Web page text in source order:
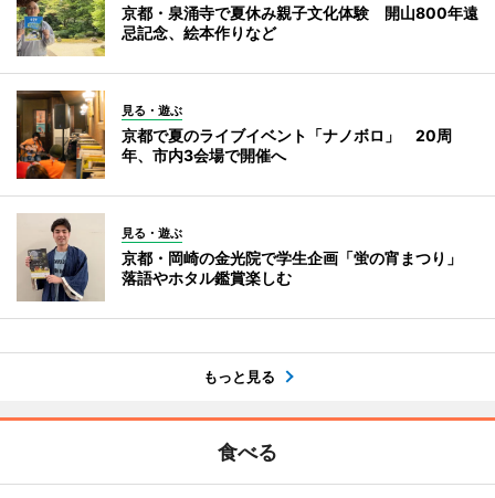
京都・泉涌寺で夏休み親子文化体験 開山800年遠
忌記念、絵本作りなど
見る・遊ぶ
京都で夏のライブイベント「ナノボロ」 20周
年、市内3会場で開催へ
見る・遊ぶ
京都・岡崎の金光院で学生企画「蛍の宵まつり」
落語やホタル鑑賞楽しむ
もっと見る
食べる